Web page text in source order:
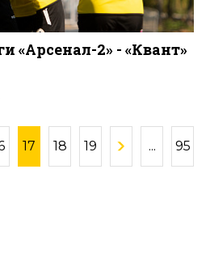
«Арсенал-2» - «Квант»
17 18 19 ... 95